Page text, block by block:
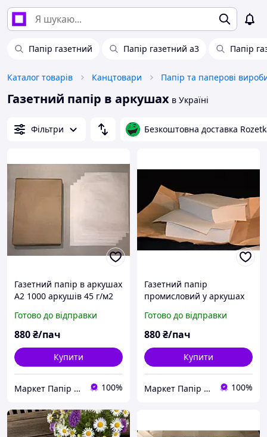
Папір газетний Папір газетний а3 Папір
Каталог товарів Канцтовари Папір та паперові
Газетний папір в аркушах в Україні
Фільтри Безкоштовна доставка
Газетний папір в аркушах
А2 1000 аркушів 45 г/м2
Готово до відправки
880₴/пач
Купити
Маркет Папір та Іграшки 100%
Газетний папір
промисловий у аркушах
45 г/м2 420*597мм
Готово до відправки
880₴/пач
Купити
Маркет Папір та Іграшки 100%